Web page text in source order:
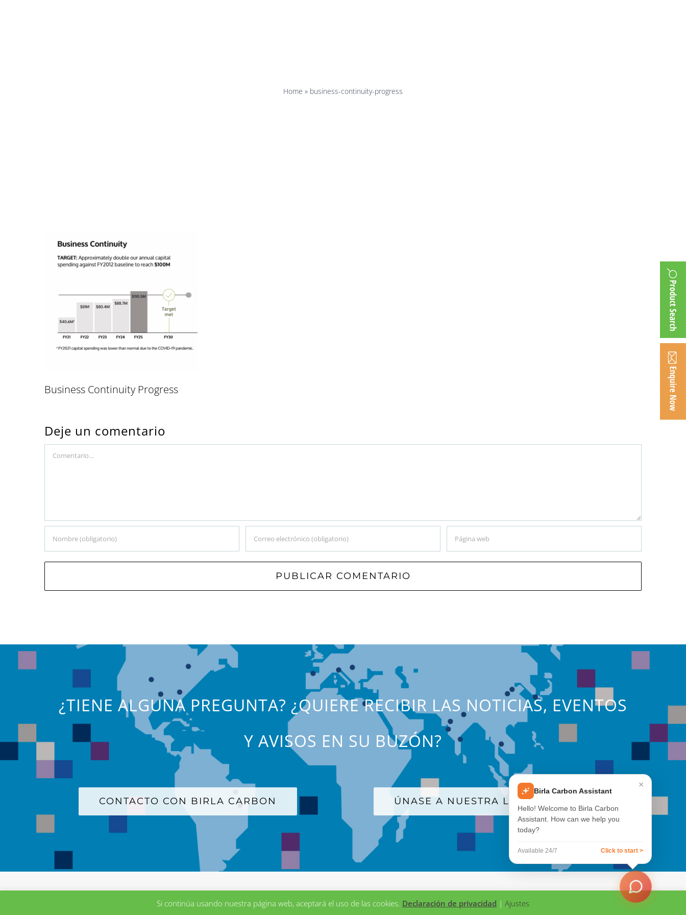
Home » business-continuity-progress
Business Continuity Progress
Deje un comentario
Comment
¿TIENE ALGUNA PREGUNTA? ¿QUIERE RECIBIR LAS NOTICIAS, EVENTOS
Y AVISOS EN SU BUZÓN?
CONTACTO CON BIRLA CARBON ÚNASE A NUESTRA LISTA DE CORREO
Comuníquese con nosotros|Términos y Condiciones|Aditya Birla Group| © Copyright 2012-2026 Birla Carbon
Si continúa usando nuestra página web, aceptará el uso de las cookies. Declaración de privacidad | Ajustes
×
Birla Carbon Assistant
Hello! Welcome to Birla Carbon
Assistant. How can we help you
today?
Available 24/7 Click to start >